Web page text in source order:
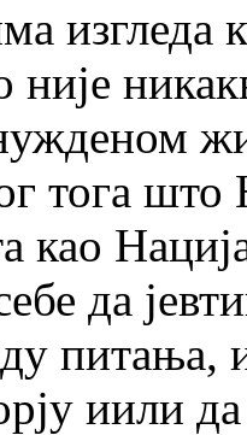
изгледа
није
тога што
као
да
питања,
иили